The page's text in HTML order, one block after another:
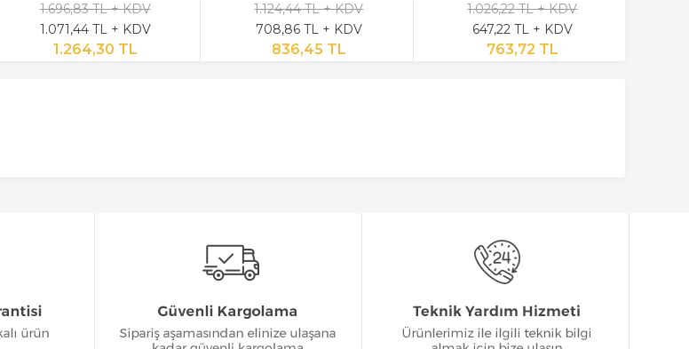
1.696,83 TL + KDV
1.071,44 TL + KDV
1.264,30 TL
1.124,44 TL + KDV
708,86 TL + KDV
836,45 TL
1.026,22 TL + KDV
647,22 TL + KDV
763,72 TL